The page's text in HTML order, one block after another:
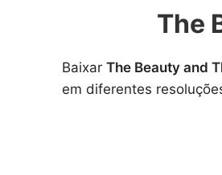
The
Baixar The Beauty and
em diferentes